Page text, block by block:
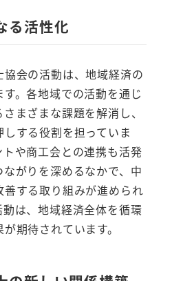
る活性化
会の活動は、地域経済の
。各地域での活動を通じ
まざまな課題を解消し、
する役割を担っていま
や商工会との連携も活発
がりを深めるなかで、中
する取り組みが進められ
は、地域経済全体を循環
期待されています。